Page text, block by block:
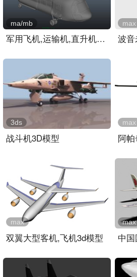
军用飞机,运输机,直升机,m..
ma/mb max
战斗机3D模型
3ds max
双翼大型客机,飞机3d模型
max max